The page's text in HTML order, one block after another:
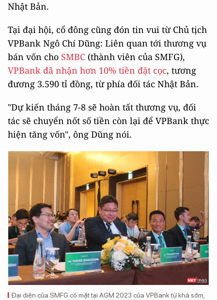
Nhật Bản.
Tại đại hội, cổ đông cũng đón tin vui từ Chủ tịch
VPBank Ngô Chí Dũng: Liên quan tới thương vụ
bán vốn cho SMBC (thành viên của SMFG),
VPBank đã nhận hơn 10% tiền đặt cọc, tương
đương 3.590 tỉ đồng, từ phía đối tác Nhật Bản.
"Dự kiến tháng 7-8 sẽ hoàn tất thương vụ, đối
tác sẽ chuyển nốt số tiền còn lại để VPBank thực
hiện tăng vốn", ông Dũng nói.
Đại diện của SMFG có mặt tại AGM 2023 của VPBank từ khá sớm,